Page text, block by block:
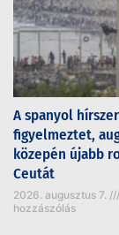
A spanyol
figyelmeztet,
közepén újabb
Ceutát
2026. augusztus 7.
hozzászólás